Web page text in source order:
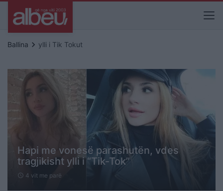
Ballina keyboard_arrow_right ylli i Tik Tokut
Hapi me vonesë parashutën, vdes
tragjikisht ylli i “Tik-Tok”
schedule 4 vit me parë